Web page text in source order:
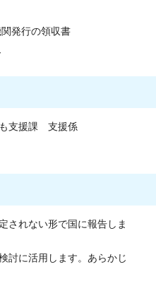
発行の領収書
支援課 支援係
されない形で国に報告しま
討に活用します。あらかじ